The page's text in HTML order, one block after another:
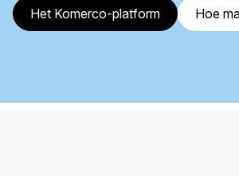
Het Komerco-platform Hoe